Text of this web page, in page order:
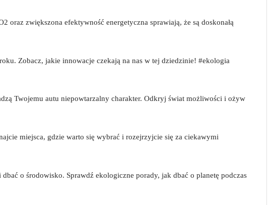
zwiększona efektywność energetyczna sprawiają, że są doskonałą
Zobacz, jakie innowacje czekają na nas w tej dziedzinie! #ekologia
Twojemu autu niepowtarzalny charakter. Odkryj świat możliwości i ożyw
miejsca, gdzie warto się wybrać i rozejrzyjcie się za ciekawymi
o środowisko. Sprawdź ekologiczne porady, jak dbać o planetę podczas